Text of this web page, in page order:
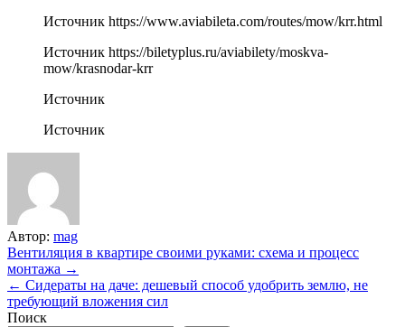
Источник https://www.aviabileta.com/routes/mow/krr.html
Источник https://biletyplus.ru/aviabilety/moskva-
mow/krasnodar-krr
Источник
Источник
Автор: mag
Навигация
по
записям
Вентиляция в квартире своими руками: схема и процесс
монтажа →
← Сидераты на даче: дешевый способ удобрить землю, не
требующий вложения сил
Поиск